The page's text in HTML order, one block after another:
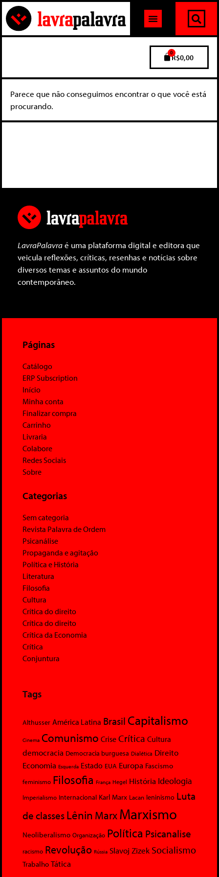
R$0,00
0
Parece que não conseguimos encontrar o que você está
procurando.
LavraPalavraé uma plataforma digital e editora que
veicula reflexões, críticas, resenhas e notícias sobre
diversos temas e assuntos do mundo
contemporâneo.
Páginas
Catálogo
ERP Subscription
Início
Minha conta
Finalizar compra
Carrinho
Livraria
Colabore
Redes Sociais
Sobre
Categorias
Sem categoria
Revista Palavra de Ordem
Psicanálise
Propaganda e agitação
Política e História
Literatura
Filosofia
Cultura
Crítica do direito
Crítica do direito
Crítica da Economia
Crítica
Conjuntura
Tags
Althusser América Latina Brasil Capitalismo
Cinema Comunismo Crise Crítica Cultura
democracia Democracia burguesa Dialética Direito
Economia Esquerda Estado EUA Europa Fascismo
feminismo Filosofia França Hegel História Ideologia
Imperialismo Internacional Karl Marx Lacan leninismo Luta
de classesLênin MarxMarxismo
Neoliberalismo Organização Política Psicanalise
racismo Revolução Rússia Slavoj Zizek Socialismo
Trabalho Tática